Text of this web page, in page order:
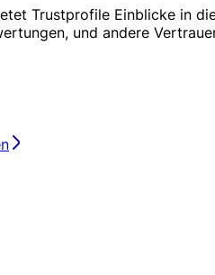
Trustprofile Einblicke in
und andere